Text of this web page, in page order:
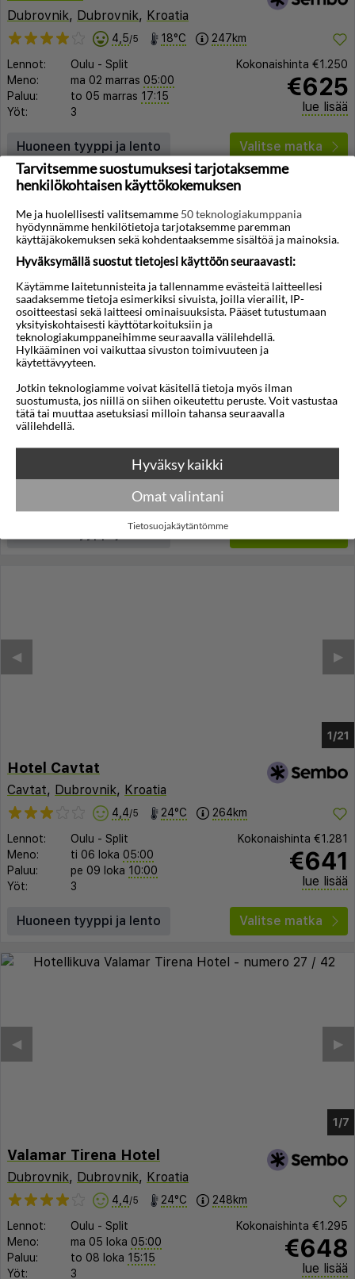
Dubrovnik, Dubrovnik, Kroatia
4,5/5 18°C 247km
Lennot: Oulu - Split
Meno:
ma 02 marras 05:00
Paluu:
to 05 marras 17:15
Yöt:
3
Kokonaishinta €1.250
€625
lue lisää
Huoneen tyyppi ja lento Valitse matka
◀︎
Grand Hotel Park
Dubrovnik,Dubrovnik ,Kroatia
Lennot: Oulu-Split
05:00
Paluu:
ma 12 loka 15:10
Kokonaishinta€1.269
€635
Huoneen tyyppi ja lento
1/14
▶︎
◀︎
Hotel Cavtat
Cavtat, Dubrovnik, Kroatia
4,4/5 24°C 264km
Lennot: Oulu - Split
Meno:
ti 06 loka 05:00
Paluu:
pe 09 loka 10:00
Yöt:
3
Kokonaishinta €1.281
€641
lue lisää
Huoneen tyyppi ja lento Valitse matka
1/2
▶︎
◀︎
Valamar Tirena Hotel
Dubrovnik, Dubrovnik, Kroatia
4,4/5 24°C 248km
Lennot: Oulu - Split
Meno:
ma 05 loka 05:00
Paluu:
to 08 loka 15:15
Yöt:
3
Kokonaishinta €1.295
€648
lue lisää
Tarvitsemme suostumuksesi tarjotaksemme
henkilökohtaisen käyttökokemuksen
Me ja huolellisesti valitsemamme 50 teknologiakumppania
hyödynnämme henkilötietoja tarjotaksemme paremman
käyttäjäkokemuksen sekä kohdentaaksemme sisältöä ja mainoksia.
Hyväksymällä suostut tietojesi käyttöön seuraavasti:
Käytämme laitetunnisteita ja tallennamme evästeitä laitteellesi
saadaksemme tietoja esimerkiksi sivuista, joilla vierailit, IP-
osoitteestasi sekä laitteesi ominaisuuksista. Pääset tutustumaan
yksityiskohtaisesti käyttötarkoituksiin ja
teknologiakumppaneihimme seuraavalla välilehdellä.
Hylkääminen voi vaikuttaa sivuston toimivuuteen ja
käytettävyyteen.
Jotkin teknologiamme voivat käsitellä tietoja myös ilman
suostumusta, jos niillä on siihen oikeutettu peruste. Voit vastustaa
tätä tai muuttaa asetuksiasi milloin tahansa seuraavalla
välilehdellä.
Hyväksy kaikki
Omat valintani
Tietosuojakäytäntömme